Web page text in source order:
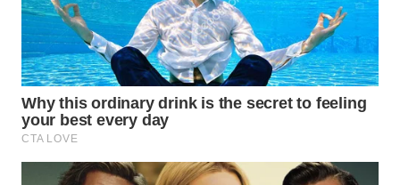
WN
BABEL
WN
SUMBAR
WN